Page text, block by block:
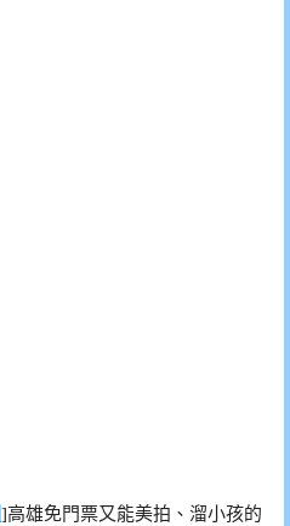
]高雄免門票又能美拍、溜小孩的